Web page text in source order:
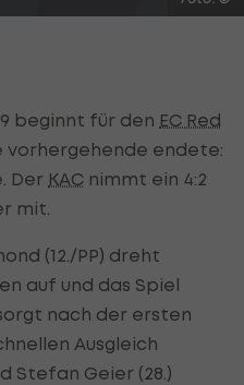
beginnt für den EC Red
vorhergehende endete:
Der KAC nimmt ein 4:2
mit.
(12./PP) dreht
auf und das Spiel
sorgt nach der ersten
Ausgleich
Stefan Geier (28.)